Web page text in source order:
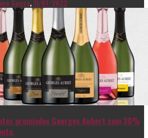
Souza,11/07/2022
premiados Georges Aubert com 30%